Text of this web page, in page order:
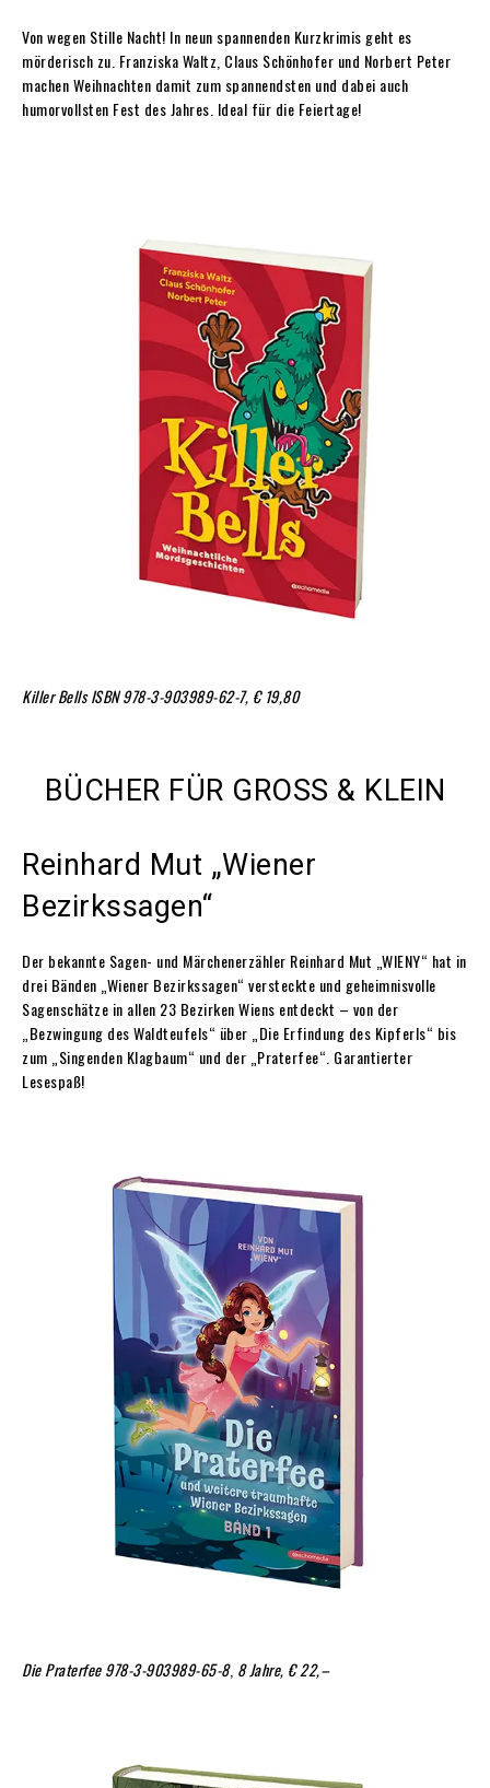
Von wegen Stille Nacht! In neun spannenden Kurzkrimis geht es
mörderisch zu. Franziska Waltz, Claus Schönhofer und Norbert Peter
machen Weihnachten damit zum spannendsten und dabei auch
humorvollsten Fest des Jahres. Ideal für die Feiertage!
Killer Bells ISBN 978-3-903989-62-7, € 19,80
BÜCHER FÜR GROSS & KLEIN
Reinhard Mut „Wiener
Bezirkssagen“
Der bekannte Sagen- und Märchenerzähler Reinhard Mut „WIENY“ hat in
drei Bänden „Wiener Bezirkssagen“ versteckte und geheimnisvolle
Sagenschätze in allen 23 Bezirken Wiens entdeckt – von der
„Bezwingung des Waldteufels“ über „Die Erfindung des Kipferls“ bis
zum „Singenden Klagbaum“ und der „Praterfee“. Garantierter
Lesespaß!
Die Praterfee 978-3-903989-65-8, 8 Jahre, € 22,–